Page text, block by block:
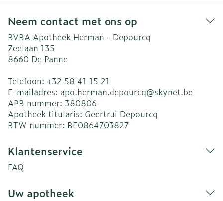
Neem contact met ons op
BVBA Apotheek Herman - Depourcq
Zeelaan 135
8660 De Panne
Telefoon: +32 58 41 15 21
E-mailadres: apo.herman.depourcq@skynet.be
APB nummer: 380806
Apotheek titularis: Geertrui Depourcq
BTW nummer: BE0864703827
Klantenservice
FAQ
Uw apotheek